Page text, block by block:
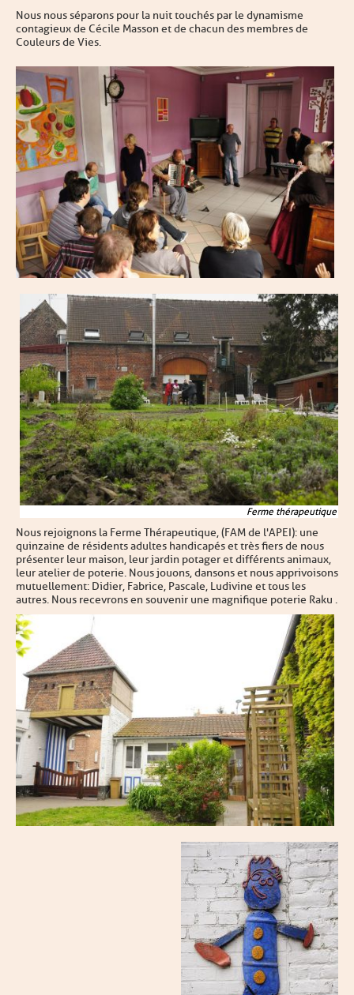
Nous nous séparons pour la nuit touchés par le dynamisme
contagieux de Cécile Masson et de chacun des membres de
Couleurs de Vies.
Ferme thérapeutique
Nous rejoignons la Ferme Thérapeutique, (FAM de l'APEI): une
quinzaine de résidents adultes handicapés et très fiers de nous
présenter leur maison, leur jardin potager et différents animaux,
leur atelier de poterie. Nous jouons, dansons et nous apprivoisons
mutuellement : Didier, Fabrice, Pascale, Ludivine et tous les
autres. Nous recevrons en souvenir une magnifique poterie Raku .